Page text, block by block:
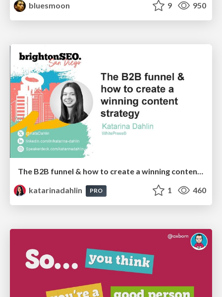
bluesmoon
9 950
The B2B funnel & how to create a winning content strategy
katarinadahlin
PRO 1 460